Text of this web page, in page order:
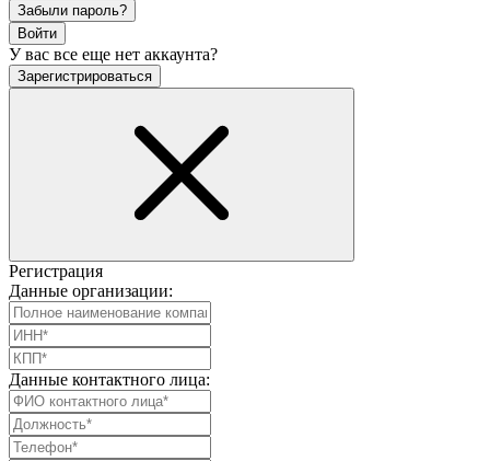
Забыли пароль?
Войти
У вас все еще нет аккаунта?
Зарегистрироваться
Регистрация
Данные организации:
Данные контактного лица: